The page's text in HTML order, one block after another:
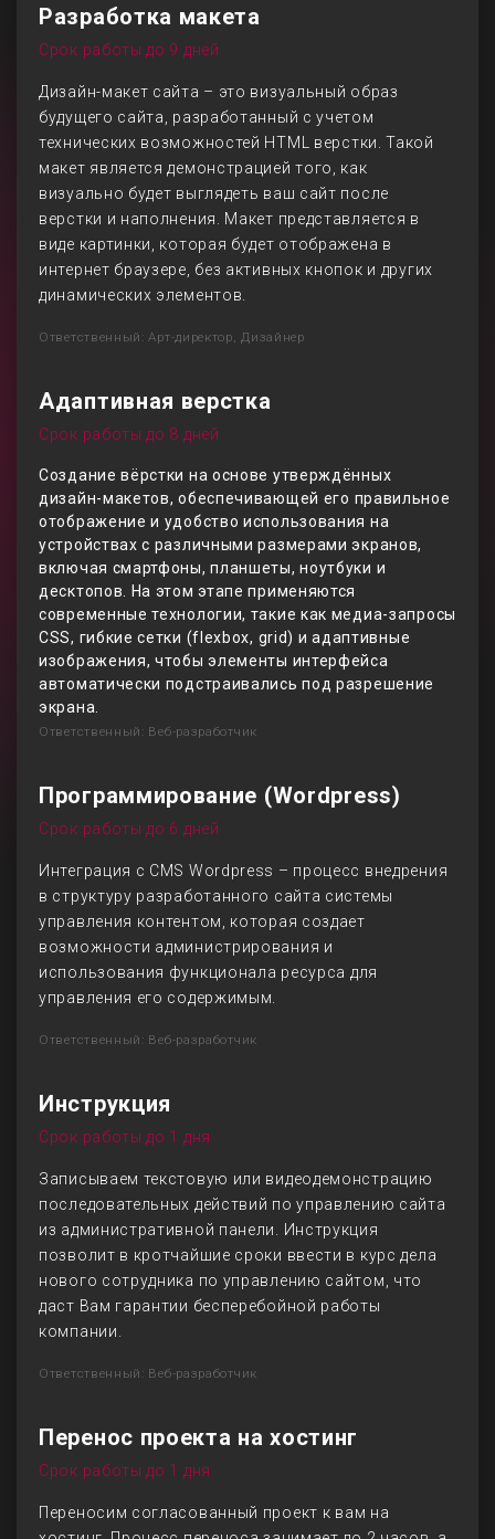
Разработка макета
Срок работы до 9 дней
Дизайн-макет сайта – это визуальный образ
будущего сайта, разработанный с учетом
технических возможностей HTML верстки. Такой
макет является демонстрацией того, как
визуально будет выглядеть ваш сайт после
верстки и наполнения. Макет представляется в
виде картинки, которая будет отображена в
интернет браузере, без активных кнопок и других
динамических элементов.
Ответственный: Арт-директор, Дизайнер
Адаптивная верстка
Срок работы до 8 дней
Создание вёрстки на основе утверждённых
дизайн-макетов, обеспечивающей его правильное
отображение и удобство использования на
устройствах с различными размерами экранов,
включая смартфоны, планшеты, ноутбуки и
десктопов. На этом этапе применяются
современные технологии, такие как медиа-запросы
CSS, гибкие сетки (flexbox, grid) и адаптивные
изображения, чтобы элементы интерфейса
автоматически подстраивались под разрешение
экрана.
Ответственный: Веб-разработчик
Программирование (Wordpress)
Срок работы до 6 дней
Интеграция с CMS Wordpress – процесс внедрения
в структуру разработанного сайта системы
управления контентом, которая создает
возможности администрирования и
использования функционала ресурса для
управления его содержимым.
Ответственный: Веб-разработчик
Инструкция
Срок работы до 1 дня
Записываем текстовую или видеодемонстрацию
последовательных действий по управлению сайта
из административной панели. Инструкция
позволит в кротчайшие сроки ввести в курс дела
нового сотрудника по управлению сайтом, что
даст Вам гарантии бесперебойной работы
компании.
Ответственный: Веб-разработчик
Перенос проекта на хостинг
Срок работы до 1 дня
Переносим согласованный проект к вам на